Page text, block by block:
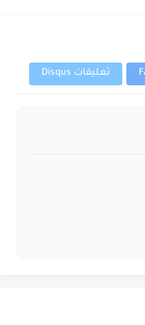
تعليقات Disqus